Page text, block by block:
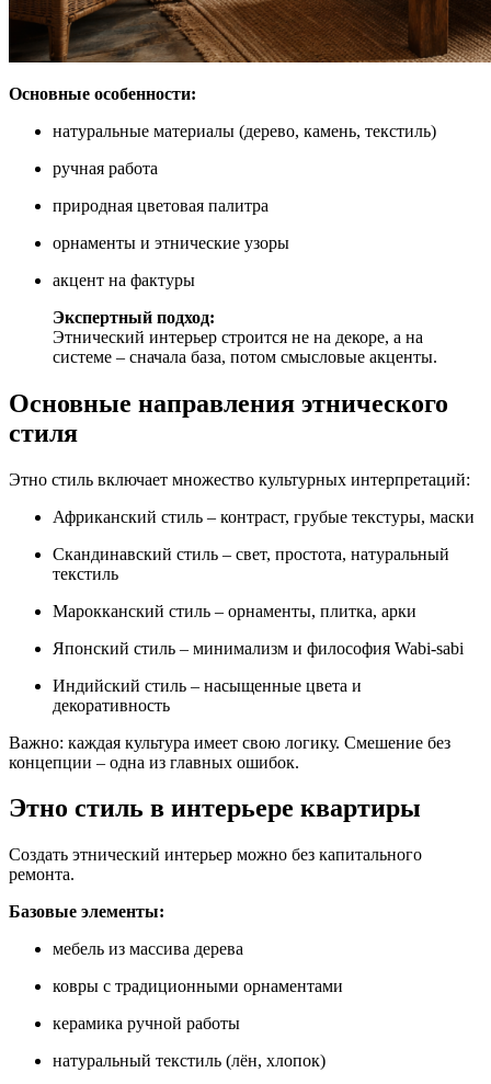
Основные особенности:
натуральные материалы (дерево, камень, текстиль)
ручная работа
природная цветовая палитра
орнаменты и этнические узоры
акцент на фактуры
Экспертный подход:
Этнический интерьер строится не на декоре, а на
системе – сначала база, потом смысловые акценты.
Основные направления этнического
стиля
Этно стиль включает множество культурных интерпретаций:
Африканский стиль – контраст, грубые текстуры, маски
Скандинавский стиль – свет, простота, натуральный
текстиль
Марокканский стиль – орнаменты, плитка, арки
Японский стиль – минимализм и философия Wabi-sabi
Индийский стиль – насыщенные цвета и
декоративность
Важно: каждая культура имеет свою логику. Смешение без
концепции – одна из главных ошибок.
Этно стиль в интерьере квартиры
Создать этнический интерьер можно без капитального
ремонта.
Базовые элементы:
мебель из массива дерева
ковры с традиционными орнаментами
керамика ручной работы
натуральный текстиль (лён, хлопок)